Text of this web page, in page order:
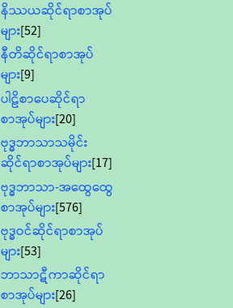
နိဿယဆိုင်ရာစာအုပ်
များ[52]
နီတိဆိုင်ရာစာအုပ်
များ[9]
ပါဠိစာပေဆိုင်ရာ
စာအုပ်များ[20]
ဗုဒ္ဓဘာသာသမိုင်း
ဆိုင်ရာစာအုပ်များ[17]
ဗုဒ္ဓဘာသာ-အထွေထွေ
စာအုပ်များ[576]
ဗုဒ္ဓဝင်ဆိုင်ရာစာအုပ်
များ[53]
ဘာသာဋီကာဆိုင်ရာ
စာအုပ်များ[26]